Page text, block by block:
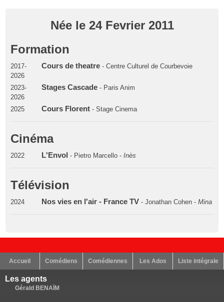
Née le 24 Fevrier 2011
Formation
2017-
2026
Cours de theatre- Centre Culturel de Courbevoie
2023-
2026
Stages Cascade- Paris Anim
2025 Cours Florent- Stage Cinema
Cinéma
2022 L'Envol - Pietro Marcello - Inès
Télévision
2024 Nos vies en l'air - France TV- Jonathan Cohen - Mina
Accueil Comédiens Comédiennes Les Ados Liste intégrale
Les agents
Gérald BENAÏM